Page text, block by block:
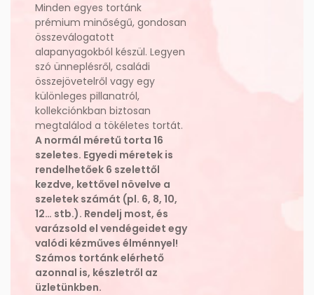
Minden egyes tortánk
prémium minőségű, gondosan
összeválogatott
alapanyagokból készül. Legyen
szó ünneplésről, családi
összejövetelről vagy egy
különleges pillanatról,
kollekciónkban biztosan
megtalálod a tökéletes tortát.
A normál méretű torta 16
szeletes. Egyedi méretek is
rendelhetőek 6 szelettől
kezdve, kettővel növelve a
szeletek számát (pl. 6, 8, 10,
12… stb.). Rendelj most, és
varázsold el vendégeidet egy
valódi kézműves élménnyel!
Számos tortánk elérhető
azonnal is, készletről az
üzletünkben.